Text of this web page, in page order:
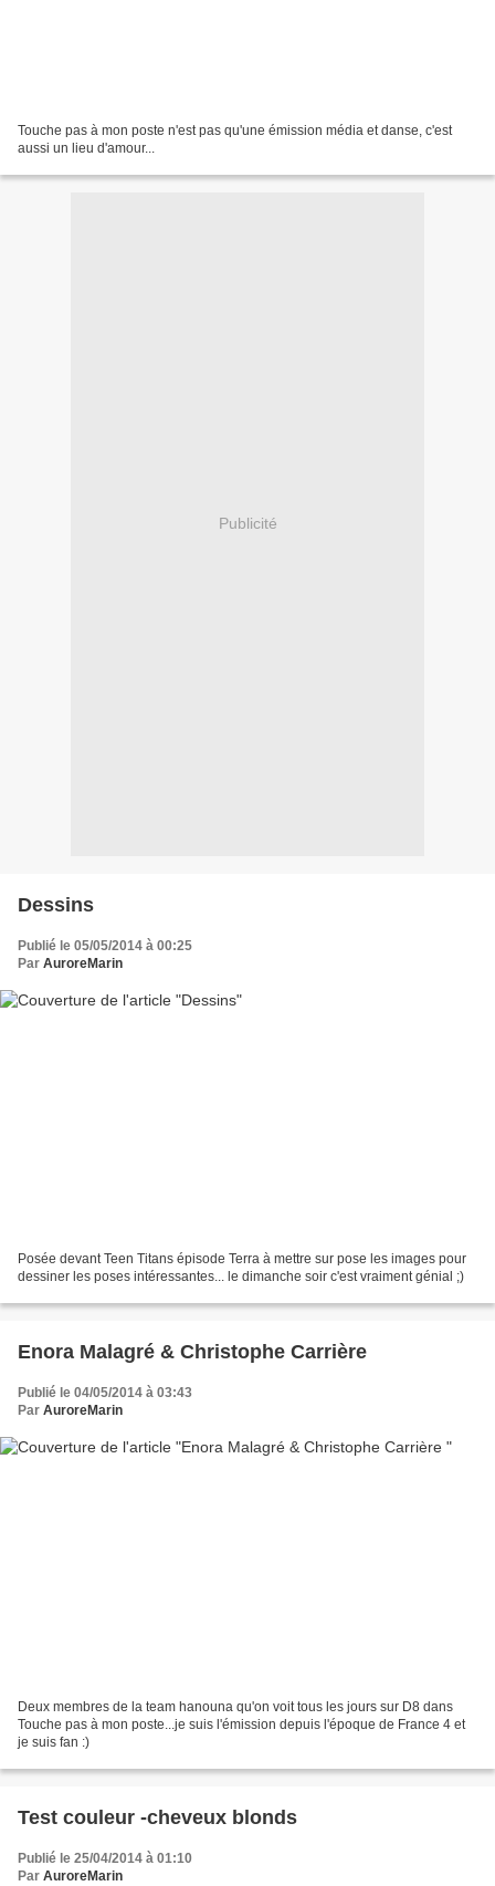
Touche pas à mon poste n'est pas qu'une émission média et danse, c'est
aussi un lieu d'amour...
Publicité
Dessins
Publié le 05/05/2014 à 00:25
Par AuroreMarin
Posée devant Teen Titans épisode Terra à mettre sur pose les images pour
dessiner les poses intéressantes... le dimanche soir c'est vraiment génial ;)
Enora Malagré & Christophe Carrière
Publié le 04/05/2014 à 03:43
Par AuroreMarin
Deux membres de la team hanouna qu'on voit tous les jours sur D8 dans
Touche pas à mon poste...je suis l'émission depuis l'époque de France 4 et
je suis fan :)
Test couleur -cheveux blonds
Publié le 25/04/2014 à 01:10
Par AuroreMarin